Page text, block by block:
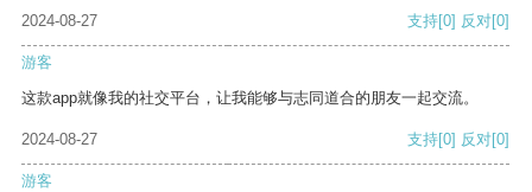
2024-08-27 支持[0] 反对[0]
游客
这款app就像我的社交平台，让我能够与志同道合的朋友一起交流。
2024-08-27 支持[0] 反对[0]
游客